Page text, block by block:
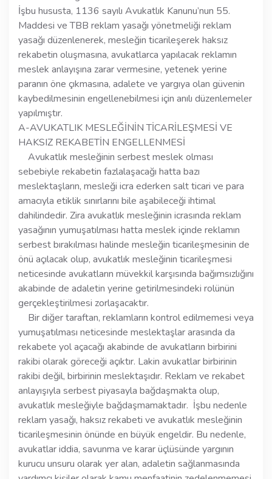
İşbu hususta, 1136 sayılı Avukatlık Kanunu’nun 55.
Maddesi ve TBB reklam yasağı yönetmeliği reklam
yasağı düzenlenerek, mesleğin ticarileşerek haksız
rekabetin oluşmasına, avukatlarca yapılacak reklamın
meslek anlayışına zarar vermesine, yetenek yerine
paranın öne çıkmasına, adalete ve yargıya olan güvenin
kaybedilmesinin engellenebilmesi için anılı düzenlemeler
yapılmıştır.
A-AVUKATLIK MESLEĞİNİN TİCARİLEŞMESİ VE
HAKSIZ REKABETİN ENGELLENMESİ
Avukatlık mesleğinin serbest meslek olması
sebebiyle rekabetin fazlalaşacağı hatta bazı
meslektaşların, mesleği icra ederken salt ticari ve para
amacıyla etiklik sınırlarını bile aşabileceği ihtimal
dahilindedir. Zira avukatlık mesleğinin icrasında reklam
yasağının yumuşatılması hatta meslek içinde reklamın
serbest bırakılması halinde mesleğin ticarileşmesinin de
önü açılacak olup, avukatlık mesleğinin ticarileşmesi
neticesinde avukatların müvekkil karşısında bağımsızlığını
akabinde de adaletin yerine getirilmesindeki rolünün
gerçekleştirilmesi zorlaşacaktır.
Bir diğer taraftan, reklamların kontrol edilmemesi veya
yumuşatılması neticesinde meslektaşlar arasında da
rekabete yol açacağı akabinde de avukatların birbirini
rakibi olarak göreceği açıktır. Lakin avukatlar birbirinin
rakibi değil, birbirinin meslektaşıdır. Reklam ve rekabet
anlayışıyla serbest piyasayla bağdaşmakta olup,
avukatlık mesleğiyle bağdaşmamaktadır. İşbu nedenle
reklam yasağı, haksız rekabeti ve avukatlık mesleğinin
ticarileşmesinin önünde en büyük engeldir. Bu nedenle,
avukatlar iddia, savunma ve karar üçlüsünde yargının
kurucu unsuru olarak yer alan, adaletin sağlanmasında